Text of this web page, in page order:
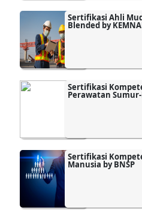
Sertifikasi Ahli
Blended by
Sertifikasi
Perawatan Sumur-
Sertifikasi
Manusia by BNSP